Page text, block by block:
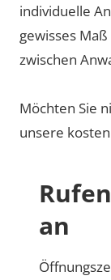
individuelle
gewisses
zwischen
Möchten Sie
unsere
an